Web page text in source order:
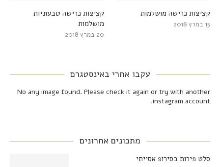
קציצות כרישה טבעוניות
מושלמות
20 במרץ 2018
קציצות כרישה מושלמות
15 במרץ 2018
עקבו אחרי באינסטגרם
No any image found. Please check it again or try with another
instagram account.
מתכונים אחרונים
סלט פירות בסירופ אסייתי